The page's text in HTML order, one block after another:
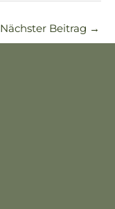
Nächster Beitrag →